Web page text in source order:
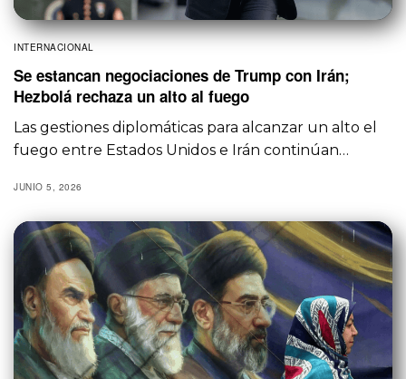
INTERNACIONAL
Se estancan negociaciones de Trump con Irán;
Hezbolá rechaza un alto al fuego
Las gestiones diplomáticas para alcanzar un alto el
fuego entre Estados Unidos e Irán continúan…
JUNIO 5, 2026